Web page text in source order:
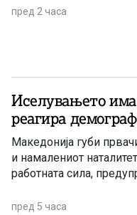
пред 2 часа
Иселувањето има
реагира
Македонија губи
и намалениот
работната сила,
пред 5 часа